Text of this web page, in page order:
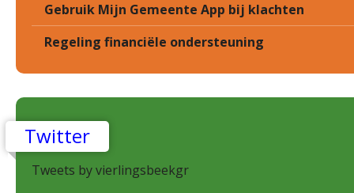
Gebruik Mijn Gemeente App bij klachten
Regeling financiële ondersteuning
Twitter
Tweets by vierlingsbeekgr